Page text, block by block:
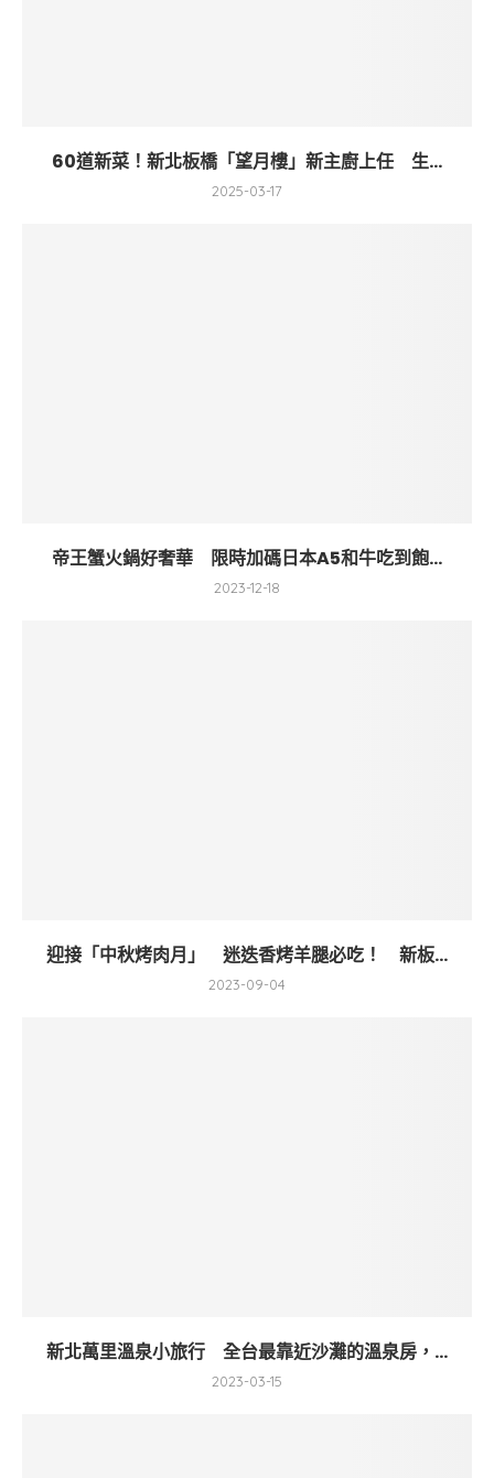
60道新菜！新北板橋「望月樓」新主廚上任 生...
2025-03-17
帝王蟹火鍋好奢華 限時加碼日本A5和牛吃到飽...
2023-12-18
迎接「中秋烤肉月」 迷迭香烤羊腿必吃！ 新板...
2023-09-04
新北萬里溫泉小旅行 全台最靠近沙灘的溫泉房，...
2023-03-15